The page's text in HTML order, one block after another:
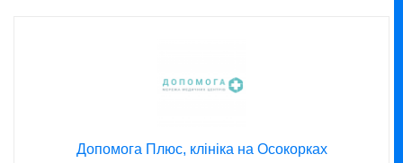
Допомога Плюс, клініка на Осокорках